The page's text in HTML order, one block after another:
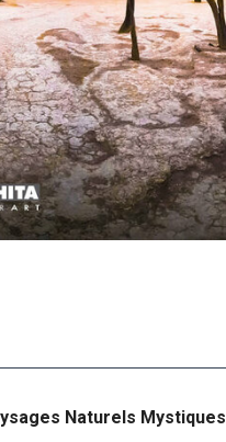
Naturels Mystiques